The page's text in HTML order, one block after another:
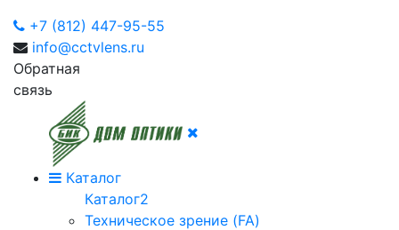
+7 (812) 447-95-55
info@cctvlens.ru
Обратная
связь
Каталог
Каталог2
Техническое зрение (FA)